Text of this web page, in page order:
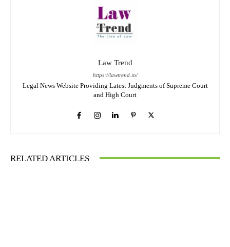
Law Trend
https://lawtrend.in/
Legal News Website Providing Latest Judgments of Supreme Court
and High Court
RELATED ARTICLES